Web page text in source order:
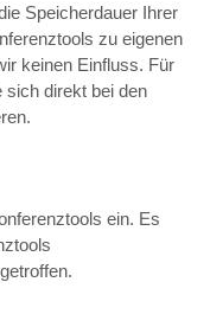
Speicherdauer Ihrer
zu eigenen
keinen Einfluss. Für
sich direkt bei den
ein. Es